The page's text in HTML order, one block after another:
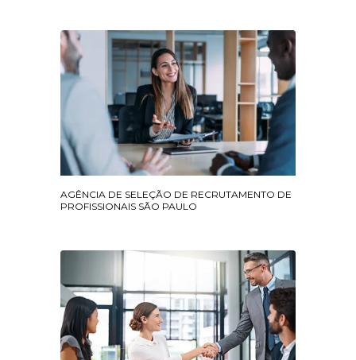
AGÊNCIA DE SELEÇÃO DE RECRUTAMENTO DE
PROFISSIONAIS SÃO PAULO